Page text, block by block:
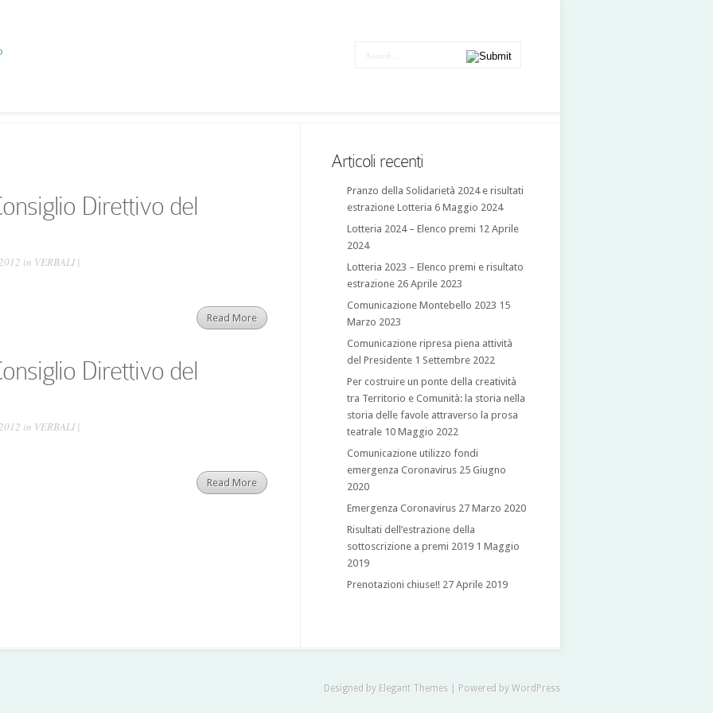
Direttivo del
in VERBALI|
Read More
Direttivo del
in VERBALI|
Read More
Articoli recenti
Pranzo della Solidarietà 2024 e risultati
estrazione Lotteria 6 Maggio 2024
Lotteria 2024 – Elenco premi 12 Aprile
2024
Lotteria 2023 – Elenco premi e risultato
estrazione 26 Aprile 2023
Comunicazione Montebello 2023 15
Marzo 2023
Comunicazione ripresa piena attività
del Presidente 1 Settembre 2022
Per costruire un ponte della creatività
tra Territorio e Comunità: la storia nella
storia delle favole attraverso la prosa
teatrale 10 Maggio 2022
Comunicazione utilizzo fondi
emergenza Coronavirus 25 Giugno
2020
Emergenza Coronavirus 27 Marzo 2020
Risultati dell’estrazione della
sottoscrizione a premi 2019 1 Maggio
2019
Prenotazioni chiuse!! 27 Aprile 2019
Designed by Elegant Themes | Powered by WordPress